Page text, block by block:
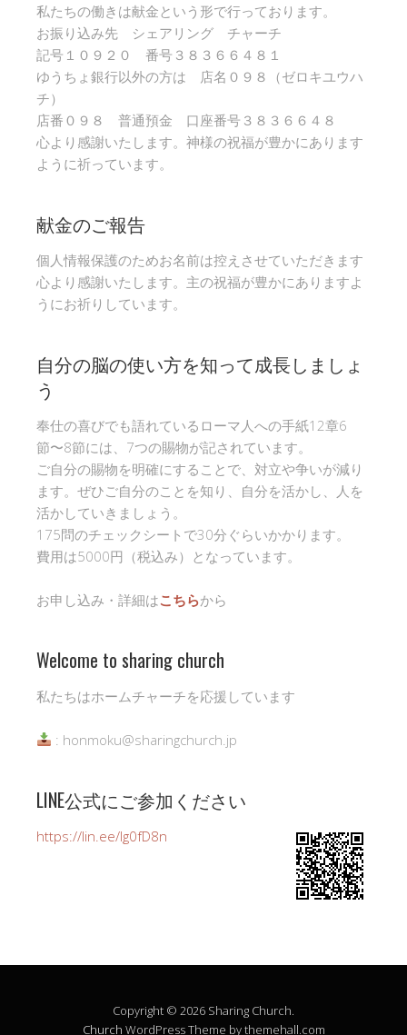
私たちの働きは献金という形で行っております。
お振り込み先 シェアリング チャーチ
記号１０９２０ 番号３８３６６４８１
ゆうちょ銀行以外の方は 店名０９８（ゼロキユウハ
チ）
店番０９８ 普通預金 口座番号３８３６６４８
心より感謝いたします。神様の祝福が豊かにあります
ように祈っています。
献金のご報告
個人情報保護のためお名前は控えさせていただきます
心より感謝いたします。主の祝福が豊かにありますよ
うにお祈りしています。
自分の脳の使い方を知って成長しましょ
う
奉仕の喜びでも語れているローマ人への手紙12章6
節〜8節には、7つの賜物が記されています。
ご自分の賜物を明確にすることで、対立や争いが減り
ます。ぜひご自分のことを知り、自分を活かし、人を
活かしていきましょう。
175問のチェックシートで30分ぐらいかかります。
費用は5000円（税込み）となっています。
お申し込み・詳細はこちらから
Welcome to sharing church
私たちはホームチャーチを応援しています
: honmoku@sharingchurch.jp
LINE公式にご参加ください
https://lin.ee/Ig0fD8n
Copyright © 2026 Sharing Church.
Church WordPress Theme by themehall.com